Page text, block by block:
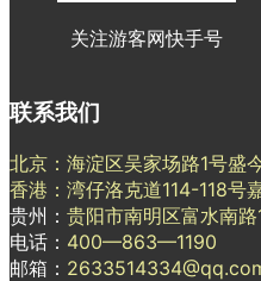
关注游客网快手号
联系我们
北京：海淀区吴家场路1号盛
香港：湾仔洛克道114-118号
贵州： 贵阳市南明区富水南
电话： 400—863—1190
邮箱：